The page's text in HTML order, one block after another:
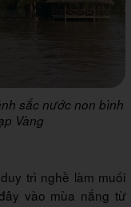
sắc nước non bình
Vàng
trì nghề làm muối
vào mùa nắng từ